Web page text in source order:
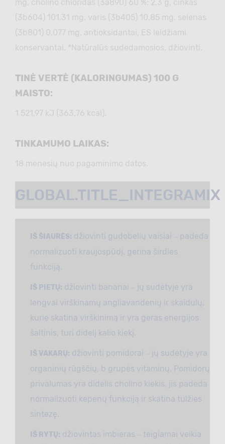
mg, cholino chloridas (3а890) 60 %: 2,3 g, cinkas
(3b604) 101,31 mg, varis (3b405) 10,85 mg, selenas
(3b801) 0,077 mg, antioksidantai, ES leidžiami
konservantai. *Natūralūs sudedamosios, džiovinti.
TINĖ VERTĖ (KALORINGUMAS) 100 G
MAISTO:
1 521,97 kJ (363,76 kcal).
TINKAMUMO LAIKAS:
18 mėnesių nuo pagaminimo datos.
GLOBAL.TITLE_INTEGRAMIX
IŠ ŠIAURĖS: džiovinti gudobelių vaisiai ‒ padeda
normalizuoti kraujospūdį, gerina širdies
funkciją.
IŠ PIETŲ: džiovinti bananai ‒ jų sudėtyje yra
lengvai virškinamų angliavandenių ir skaidulų,
kurie skatina virškinimą ir yra geras energijos
šaltinis, turi didelį kalio kiekį.
IŠ VAKARŲ: džiovinti pomidorai ‒ jų sudėtyje yra
organinių rūgščių, b grupės vitaminų. Pomidorų
privalumas yra didelis cholino kiekis, jis padeda
normalizuoti kepenų funkciją ir skatina tulžies
sintezę.
IŠ RYTŲ: džiovintas imbieras ‒ teigiamai veikia